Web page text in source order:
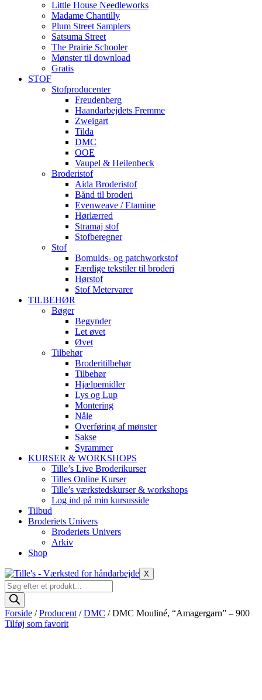
Little House Needleworks
Madame Chantilly
Plum Street Samplers
Satsuma Street
The Prairie Schooler
Mønster til download
Gratis
STOF
Stofproducenter
Freudenberg
Haandarbejdets Fremme
Zweigart
Tilda
DMC
OOE
Vaupel & Heilenbeck
Broderistof
Aida Broderistof
Bånd til broderi
Evenweave / Etamine
Hørlærred
Stramaj stof
Stofberegner
Stof
Bomulds- og patchworkstof
Færdige tekstiler til broderi
Hørstof
Stof Metervarer
TILBEHØR
Bøger
Begynder
Let øvet
Øvet
Tilbehør
Broderitilbehør
Tilbehør
Hjælpemidler
Lys og Lup
Montering
Nåle
Overføring af mønster
Sakse
Syrammer
KURSER & WORKSHOPS
Tille’s Live Broderikurser
Tilles Online Kurser
Tille’s værkstedskurser & workshops
Log ind på min kursusside
Tilbud
Broderiets Univers
Broderiets Univers
Arkiv
Shop
X
Products
search
Forside /Producent /DMC / DMC Mouliné, “Amagergarn” – 900
Tilføj som favorit